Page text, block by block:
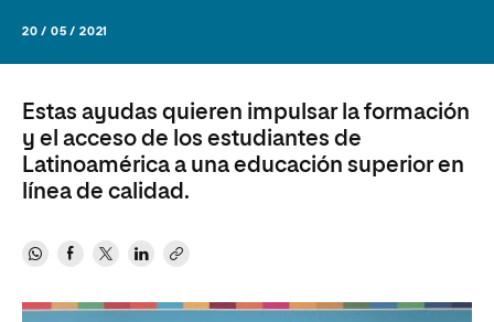
20 / 05 / 2021
Estas ayudas quieren impulsar la formación
y el acceso de los estudiantes de
Latinoamérica a una educación superior en
línea de calidad.